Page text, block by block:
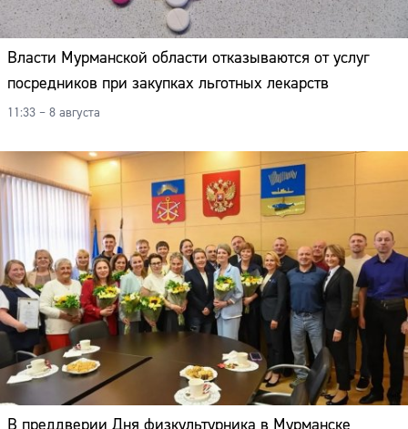
Власти Мурманской области отказываются от услуг
посредников при закупках льготных лекарств
11:33 – 8 августа
В преддверии Дня физкультурника в Мурманске
Сайт: